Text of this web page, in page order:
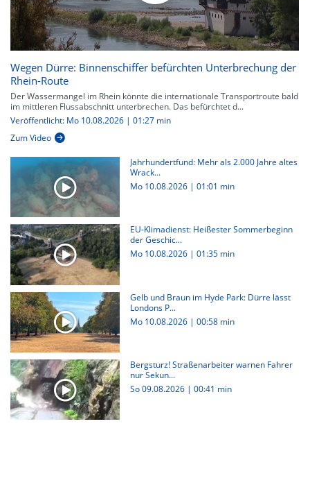
Wegen Dürre: Binnenschiffer befürchten Unterbrechung der
Rhein-Route
Der Wassermangel im Rhein könnte die internationale Transportroute bald
im mittleren Flussabschnitt unterbrechen. Das befürchtet d...
Veröffentlicht: Mo 10.08.2026 | 01:27 min
Zum Video
Jahrhundertfund: Mehr als 2.000 Jahre altes
Wrack...
Mo 10.08.2026 | 01:01 min
EU-Klimadienst: Heißester Sommerbeginn
der Geschic...
Mo 10.08.2026 | 01:35 min
Gelb und Braun im Hyde Park: Dürre lässt
Londons P...
Mo 10.08.2026 | 00:58 min
Bergsturz! Straßenarbeiter warnen Fahrer
nur Sekun...
So 09.08.2026 | 00:41 min